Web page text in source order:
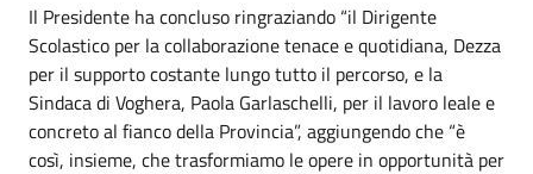
Il Presidente ha concluso ringraziando “il Dirigente
Scolastico per la collaborazione tenace e quotidiana, Dezza
per il supporto costante lungo tutto il percorso, e la
Sindaca di Voghera, Paola Garlaschelli, per il lavoro leale e
concreto al fianco della Provincia”, aggiungendo che “è
così, insieme, che trasformiamo le opere in opportunità per